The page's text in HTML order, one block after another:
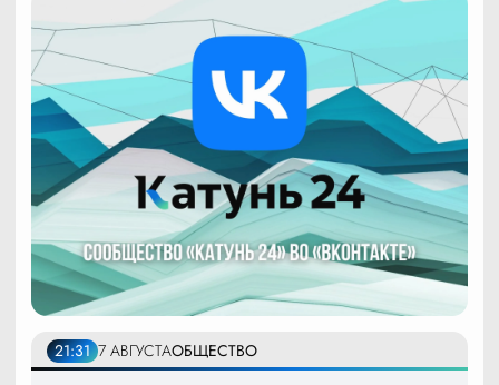
21:31 7 АВГУСТАОБЩЕСТВО